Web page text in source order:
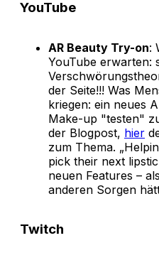
YouTube
AR Beauty Try-on:
YouTube erwarten:
der Seite!!! Was
kriegen: ein neues
Make-up "testen"
der Blogpost, hier
zum Thema.
pick their next
neuen Features –
anderen Sorgen
Twitch